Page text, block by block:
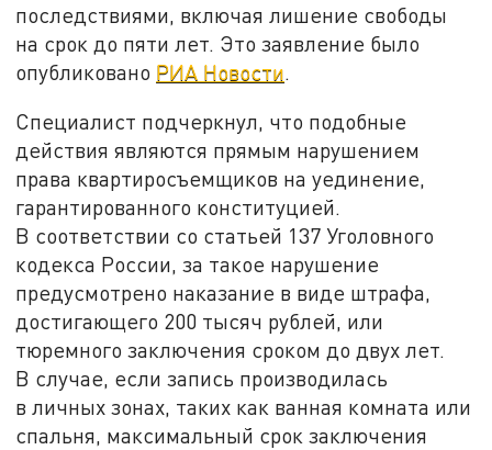
последствиями, включая лишение свободы
на срок до пяти лет. Это заявление было
опубликовано РИА Новости.
Специалист подчеркнул, что подобные
действия являются прямым нарушением
права квартиросъемщиков на уединение,
гарантированного конституцией.
В соответствии со статьей 137 Уголовного
кодекса России, за такое нарушение
предусмотрено наказание в виде штрафа,
достигающего 200 тысяч рублей, или
тюремного заключения сроком до двух лет.
В случае, если запись производилась
в личных зонах, таких как ванная комната или
спальня, максимальный срок заключения